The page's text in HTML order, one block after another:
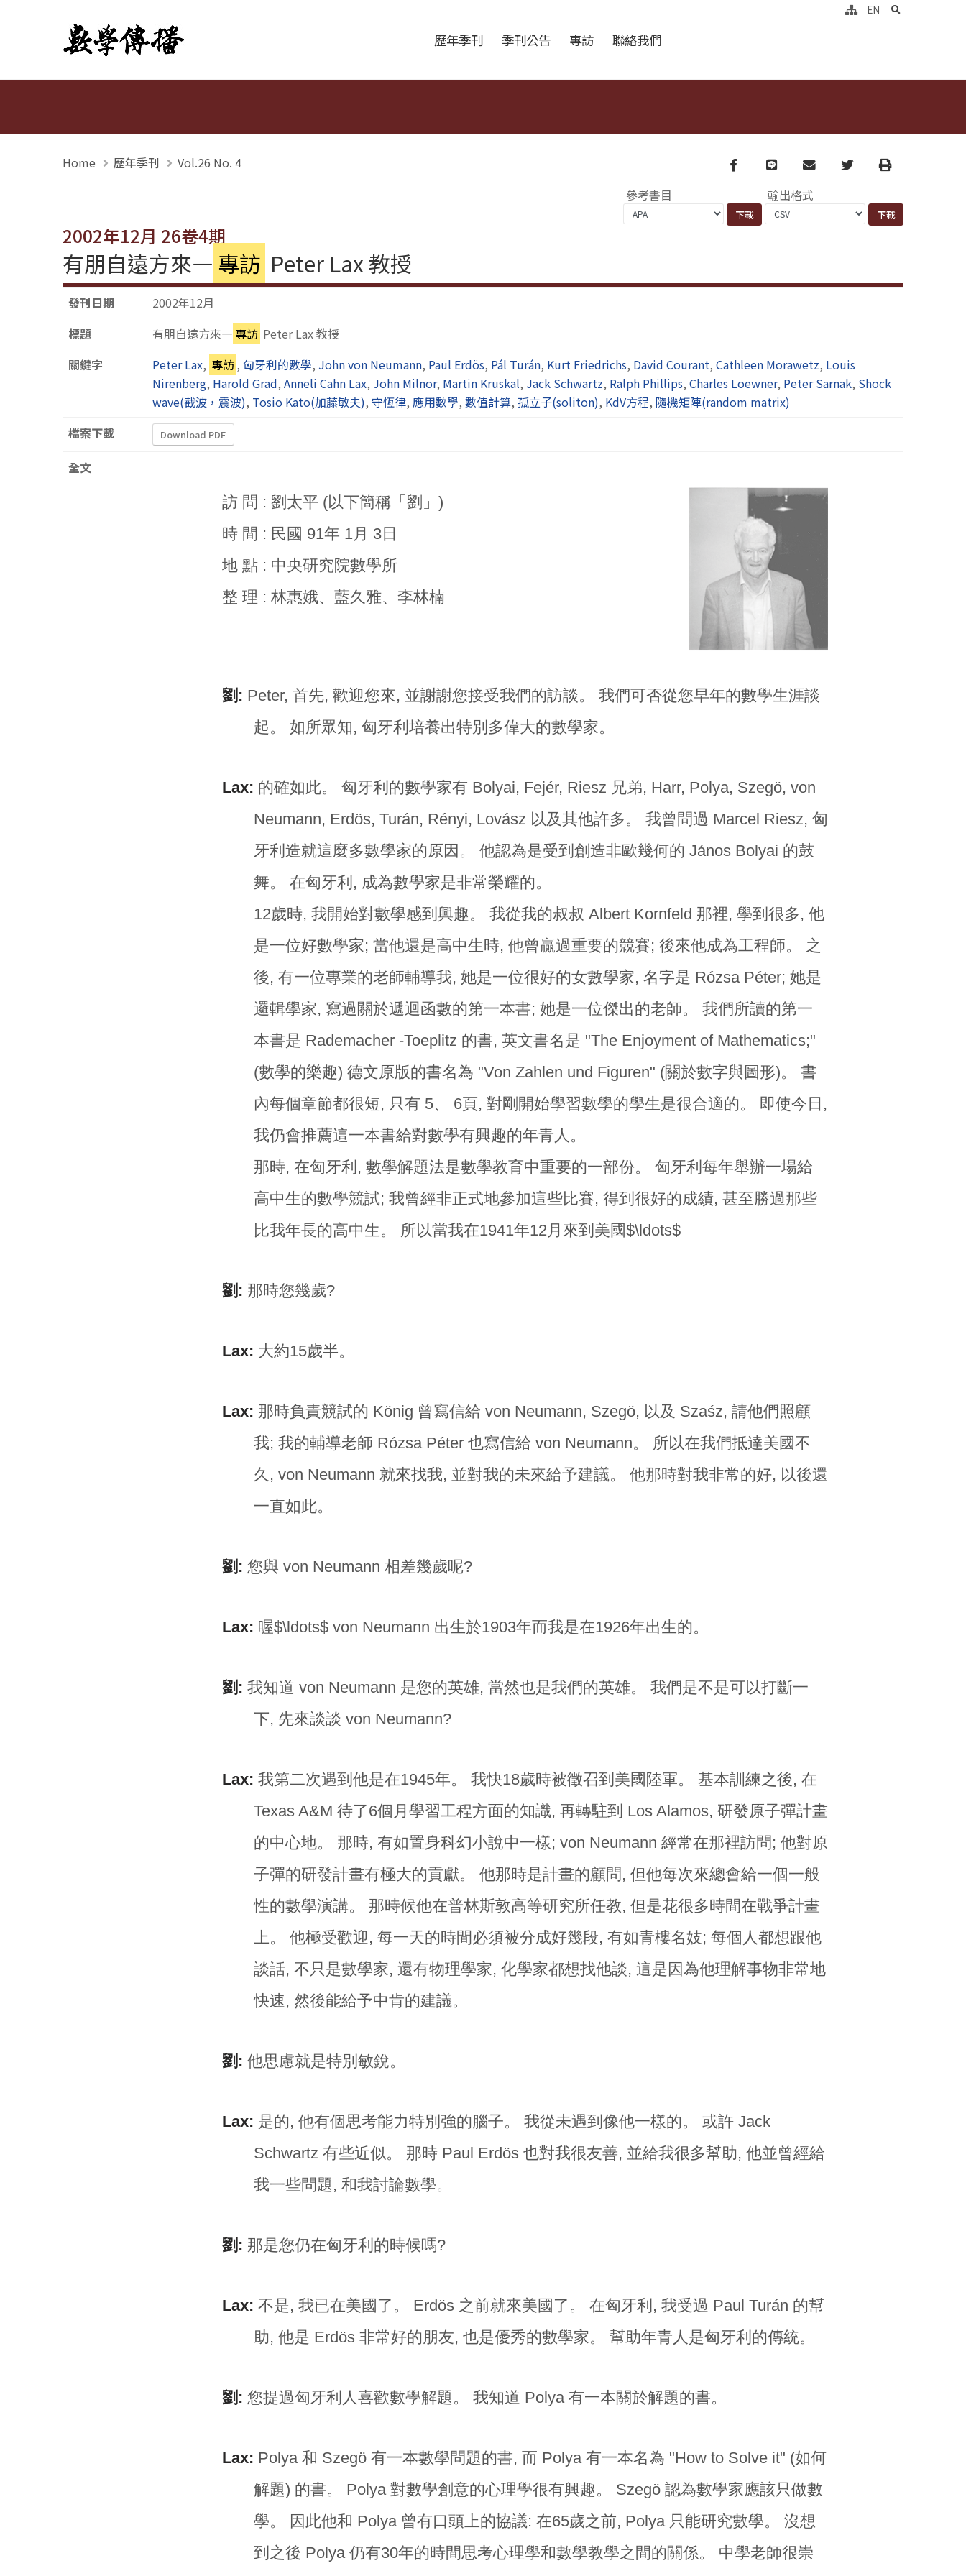
數學傳播 歷年季刊 季刊公告 專訪 聯絡我們
EN search
Home 歷年季刊 Vol.26 No. 4 Facebook
line email TwitterPrint
參考書目 輸出格式
2002年12月 26卷4期
有朋自遠方來— 專訪 Peter Lax 教授
發刊日期
2002年12月
標題
有朋自遠方來— 專訪 Peter Lax 教授
關鍵字
Peter Lax, 專訪,匈牙利的數學, John von Neumann, Paul Erdös, Pál Turán, Kurt Friedrichs, David Courant,Cathleen Morawetz, Louis
Nirenberg, Harold Grad, Anneli Cahn Lax, John Milnor, Martin Kruskal, Jack Schwartz, Ralph Phillips, Charles Loewner, Peter Sarnak, Shock
wave(截波，震波), Tosio Kato(加藤敏夫), 守恆律, 應用數學, 數值計算, 孤立子(soliton), KdV方程, 隨機矩陣(random matrix)
檔案下載
Download PDF
全文
訪 問 : 劉太平 (以下簡稱「劉」)
時 間 : 民國 91年 1月 3日
地 點 : 中央研究院數學所
整 理 : 林惠娥、藍久雅、李林楠
劉: Peter, 首先, 歡迎您來, 並謝謝您接受我們的訪談。 我們可否從您早年的數學生涯談
起。 如所眾知, 匈牙利培養出特別多偉大的數學家。
Lax: 的確如此。 匈牙利的數學家有 Bolyai, Fejér, Riesz 兄弟, Harr, Polya, Szegö, von
Neumann, Erdös, Turán, Rényi, Lovász 以及其他許多。 我曾問過 Marcel Riesz, 匈
牙利造就這麼多數學家的原因。 他認為是受到創造非歐幾何的 János Bolyai 的鼓
舞。 在匈牙利, 成為數學家是非常榮耀的。
12歲時, 我開始對數學感到興趣。 我從我的叔叔 Albert Kornfeld 那裡, 學到很多, 他
是一位好數學家; 當他還是高中生時, 他曾贏過重要的競賽; 後來他成為工程師。 之
後, 有一位專業的老師輔導我, 她是一位很好的女數學家, 名字是 Rózsa Péter; 她是
邏輯學家, 寫過關於遞迴函數的第一本書; 她是一位傑出的老師。 我們所讀的第一
本書是 Rademacher -Toeplitz 的書, 英文書名是 "The Enjoyment of Mathematics;"
(數學的樂趣) 德文原版的書名為 "Von Zahlen und Figuren" (關於數字與圖形)。 書
內每個章節都很短, 只有 5、 6頁, 對剛開始學習數學的學生是很合適的。 即使今日,
我仍會推薦這一本書給對數學有興趣的年青人。
那時, 在匈牙利, 數學解題法是數學教育中重要的一部份。 匈牙利每年舉辦一場給
高中生的數學競試; 我曾經非正式地參加這些比賽, 得到很好的成績, 甚至勝過那些
比我年長的高中生。 所以當我在1941年12月來到美國$\ldots$
劉: 那時您幾歲?
Lax: 大約15歲半。
Lax: 那時負責競試的 König 曾寫信給 von Neumann, Szegö, 以及 Szaśz, 請他們照顧
我; 我的輔導老師 Rózsa Péter 也寫信給 von Neumann。 所以在我們抵達美國不
久, von Neumann 就來找我, 並對我的未來給予建議。 他那時對我非常的好, 以後還
一直如此。
劉: 您與 von Neumann 相差幾歲呢?
Lax: 喔$\ldots$ von Neumann 出生於1903年而我是在1926年出生的。
劉: 我知道 von Neumann 是您的英雄, 當然也是我們的英雄。 我們是不是可以打斷一
下, 先來談談 von Neumann?
Lax: 我第二次遇到他是在1945年。 我快18歲時被徵召到美國陸軍。 基本訓練之後, 在
Texas A&M 待了6個月學習工程方面的知識, 再轉駐到 Los Alamos, 研發原子彈計畫
的中心地。 那時, 有如置身科幻小說中一樣; von Neumann 經常在那裡訪問; 他對原
子彈的研發計畫有極大的貢獻。 他那時是計畫的顧問, 但他每次來總會給一個一般
性的數學演講。 那時候他在普林斯敦高等研究所任教, 但是花很多時間在戰爭計畫
上。 他極受歡迎, 每一天的時間必須被分成好幾段, 有如青樓名妓; 每個人都想跟他
談話, 不只是數學家, 還有物理學家, 化學家都想找他談, 這是因為他理解事物非常地
快速, 然後能給予中肯的建議。
劉: 他思慮就是特別敏銳。
Lax: 是的, 他有個思考能力特別強的腦子。 我從未遇到像他一樣的。 或許 Jack
Schwartz 有些近似。 那時 Paul Erdös 也對我很友善, 並給我很多幫助, 他並曾經給
我一些問題, 和我討論數學。
劉: 那是您仍在匈牙利的時候嗎?
Lax: 不是, 我已在美國了。 Erdös 之前就來美國了。 在匈牙利, 我受過 Paul Turán 的幫
助, 他是 Erdös 非常好的朋友, 也是優秀的數學家。 幫助年青人是匈牙利的傳統。
劉: 您提過匈牙利人喜歡數學解題。 我知道 Polya 有一本關於解題的書。
Lax: Polya 和 Szegö 有一本數學問題的書, 而 Polya 有一本名為 "How to Solve it" (如何
解題) 的書。 Polya 對數學創意的心理學很有興趣。 Szegö 認為數學家應該只做數
學。 因此他和 Polya 曾有口頭上的協議: 在65歲之前, Polya 只能研究數學。 沒想
到之後 Polya 仍有30年的時間思考心理學和數學教學之間的關係。 中學老師很崇